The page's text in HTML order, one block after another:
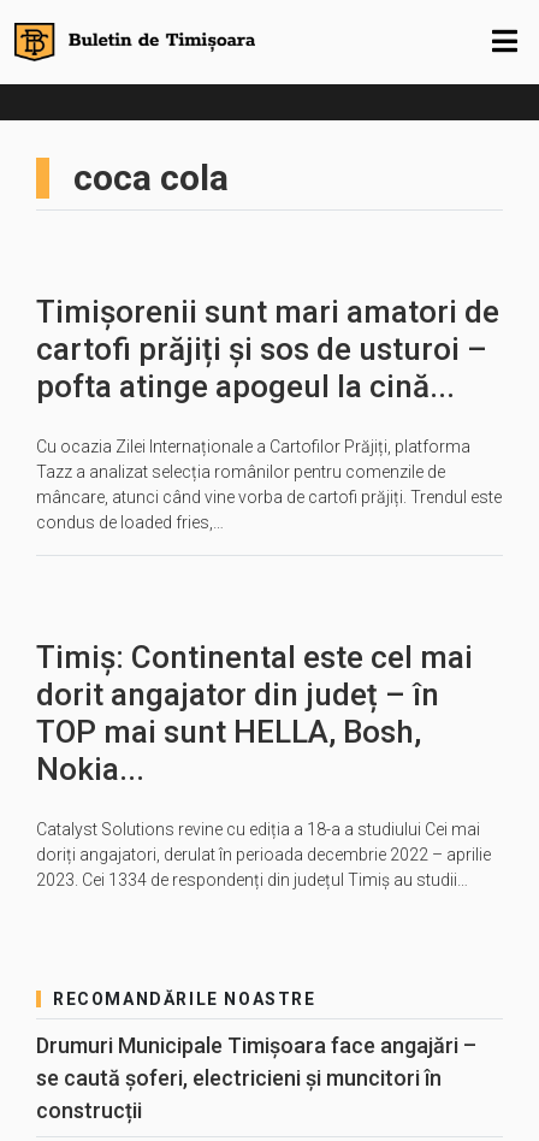
coca cola
Timișorenii sunt mari amatori de
cartofi prăjiți și sos de usturoi –
pofta atinge apogeul la cină...
Cu ocazia Zilei Internaționale a Cartofilor Prăjiți, platforma
Tazz a analizat selecția românilor pentru comenzile de
mâncare, atunci când vine vorba de cartofi prăjiți. Trendul este
condus de loaded fries,…
Timiș: Continental este cel mai
dorit angajator din județ – în
TOP mai sunt HELLA, Bosh,
Nokia...
Catalyst Solutions revine cu ediția a 18-a a studiului Cei mai
doriți angajatori, derulat în perioada decembrie 2022 – aprilie
2023. Cei 1334 de respondenți din județul Timiș au studii…
RECOMANDĂRILE NOASTRE
Drumuri Municipale Timișoara face angajări –
se caută șoferi, electricieni și muncitori în
construcții